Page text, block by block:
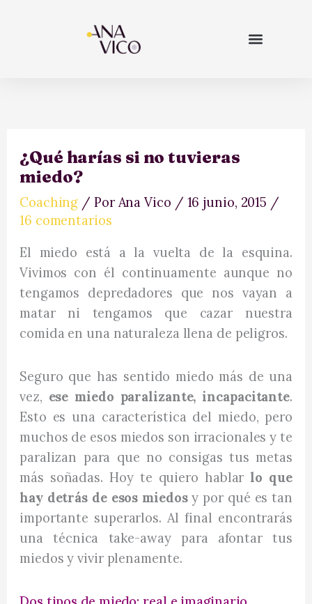
¿Qué harías si no tuvieras
miedo?
Coaching / PorAna Vico / 16 junio, 2015 /
16 comentarios
El miedo está a la vuelta de la esquina.
Vivimos con él continuamente aunque no
tengamos depredadores que nos vayan a
matar ni tengamos que cazar nuestra
comida en una naturaleza llena de peligros.
Seguro que has sentido miedo más de una
vez, ese miedo paralizante, incapacitante.
Esto es una característica del miedo, pero
muchos de esos miedos son irracionales y te
paralizan para que no consigas tus metas
más soñadas. Hoy te quiero hablar lo que
hay detrás de esos miedosy por qué es tan
importante superarlos. Al final encontrarás
una técnica take-away para afontar tus
miedos y vivir plenamente.